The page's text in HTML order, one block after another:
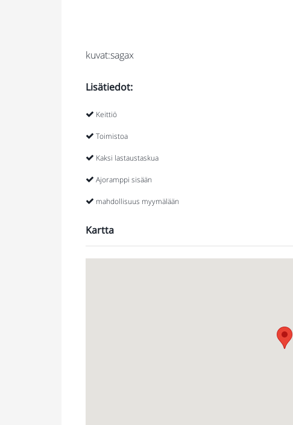
kuvat:sagax
Lisätiedot:
Keittiö
Toimistoa
Kaksi lastaustaskua
Ajoramppi sisään
mahdollisuus myymälään
Kartta